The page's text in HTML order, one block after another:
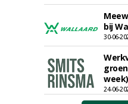
bij
30-06-
24-06-